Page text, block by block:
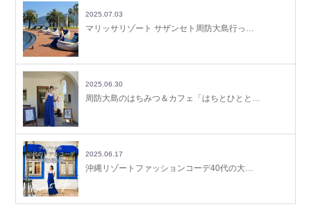
2025.07.03
マリッサリゾート サザンセト周防大島行っ…
2025.06.30
周防大島のはちみつ＆カフェ「はちとひとと…
2025.06.17
沖縄リゾートファッションコーデ40代の大…